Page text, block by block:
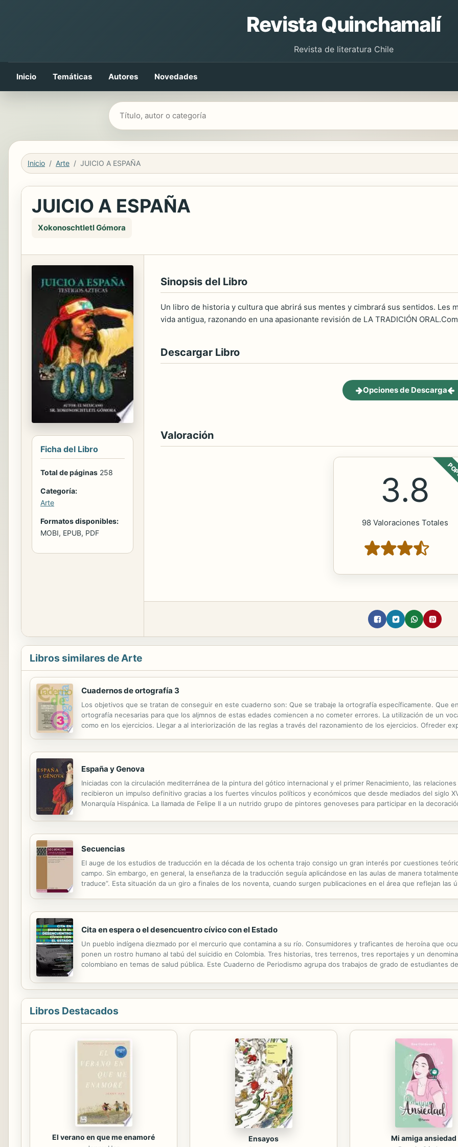
Revista Quinchamalí
Revista de literatura Chile
Inicio Temáticas Autores Novedades
Buscar libros
Inicio Arte JUICIO A ESPAÑA
JUICIO A ESPAÑA
Xokonoschtletl Gómora
Ficha del Libro
Total de páginas 258
Categoría:
Arte
Formatos disponibles:
MOBI, EPUB, PDF
Sinopsis del Libro
Un libro de historia y cultura que abrirá sus mentes y cimbrará sus sentidos. Les
vida antigua, razonando en una apasionante revisión de LA TRADICIÓN
Descargar Libro
Opciones de Descarga
Valoración
3.8
98 Valoraciones Totales
Libros similares de Arte
Cuadernos de ortografía 3
Los objetivos que se tratan de conseguir en este cuaderno son: Que se trabaje la ortografía específicamente. Que
ortografía necesarias para que los aljmnos de estas edades comiencen a no cometer errores. La utilización de un
como en los ejercicios. Llegar a al interiorización de las reglas a través del razonamiento de los ejercicios. Ofreder
España y Genova
Iniciadas con la circulación mediterránea de la pintura del gótico internacional y el primer Renacimiento, las
recibieron un impulso definitivo gracias a los fuertes vínculos políticos y económicos que desde mediados del siglo
Monarquía Hispánica. La llamada de Felipe II a un nutrido grupo de pintores genoveses para participar en la
Secuencias
El auge de los estudios de traducción en la década de los ochenta trajo consigo un gran interés por cuestiones
campo. Sin embargo, en general, la enseñanza de la traducción seguía aplicándose en las aulas de manera
traduce”. Esta situación da un giro a finales de los noventa, cuando surgen publicaciones en el área que reflejan las
Cita en espera o el desencuentro cívico con el Estado
Un pueblo indígena diezmado por el mercurio que contamina a su río. Consumidores y traficantes de heroína que
ponen un rostro humano al tabú del suicidio en Colombia. Tres historias, tres terrenos, tres reportajes y un
colombiano en temas de salud pública. Este Cuaderno de Periodismo agrupa dos trabajos de grado de estudiantes
Libros Destacados
El verano en que me enamoré Ensayos Mi amiga ansiedad